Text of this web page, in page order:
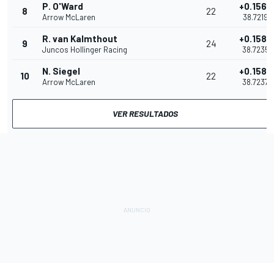
8 P. O'Ward
Arrow McLaren
22 +0.1569
38.7219
9 R. van Kalmthout
Juncos Hollinger Racing
24 +0.1585
38.7235
10 N. Siegel
Arrow McLaren
22 +0.1587
38.7237
VER RESULTADOS